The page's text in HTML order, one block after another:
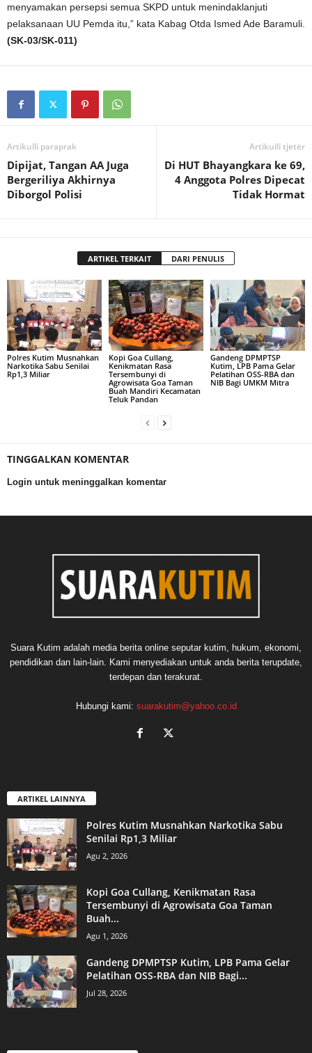
menyamakan persepsi semua SKPD untuk menindaklanjuti
pelaksanaan UU Pemda itu,” kata Kabag Otda Ismed Ade Baramuli.
(SK-03/SK-011)
Artikulli paraprak
Dipijat, Tangan AA Juga
Bergeriliya Akhirnya
Diborgol Polisi
Artikulli tjetër
Di HUT Bhayangkara ke 69,
4 Anggota Polres Dipecat
Tidak Hormat
ARTIKEL TERKAIT DARI PENULIS
Polres Kutim Musnahkan
Narkotika Sabu Senilai
Rp1,3 Miliar
Kopi Goa Cullang,
Kenikmatan Rasa
Tersembunyi di
Agrowisata Goa Taman
Buah Mandiri Kecamatan
Teluk Pandan
Gandeng DPMPTSP
Kutim, LPB Pama Gelar
Pelatihan OSS-RBA dan
NIB Bagi UMKM Mitra
TINGGALKAN KOMENTAR
Login untuk meninggalkan komentar
Suara Kutim adalah media berita online seputar kutim, hukum, ekonomi,
pendidikan dan lain-lain. Kami menyediakan untuk anda berita terupdate,
terdepan dan terakurat.
Hubungi kami: suarakutim@yahoo.co.id
ARTIKEL LAINNYA
Polres Kutim Musnahkan Narkotika Sabu
Senilai Rp1,3 Miliar
Agu 2, 2026
Kopi Goa Cullang, Kenikmatan Rasa
Tersembunyi di Agrowisata Goa Taman
Buah...
Agu 1, 2026
Gandeng DPMPTSP Kutim, LPB Pama Gelar
Pelatihan OSS-RBA dan NIB Bagi...
Jul 28, 2026